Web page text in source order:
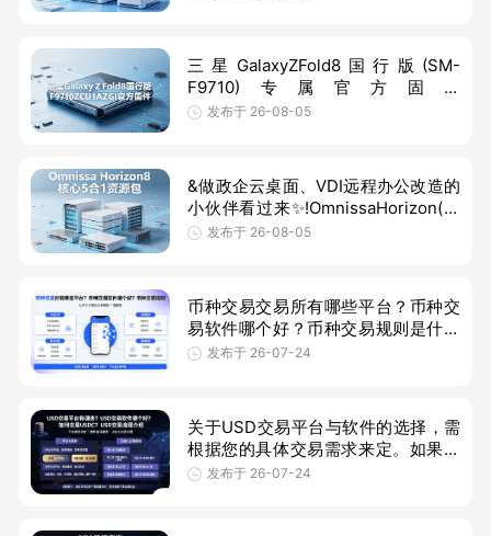
三星GalaxyZFold8国行版(SM-
F9710)专属官方固件
F9710ZCU1AZGI来袭!源自三星官方
发布于 26-08-05
&做政企云桌面、VDI远程办公改造的
小伙伴看过来✨!OmnissaHorizon(原
VMwareHorizon)是企业使用率超高
发布于 26-08-05
币种交易交易所有哪些平台？币种交
易软件哪个好？币种交易规则是什么
概述：主流币种交易平台包括B安
发布于 26-07-24
关于USD交易平台与软件的选择，需
根据您的具体交易需求来定。如果涉
及传统美元外汇交易，市场上有
发布于 26-07-24